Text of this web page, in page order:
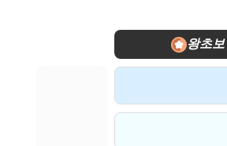
왕초보